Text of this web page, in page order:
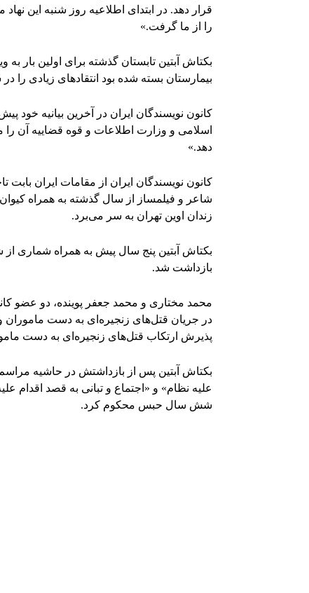
قرار دهد. در ابتدای اطلاعیه روز شنبه این
‌را از ما گرفت.»
بکتاش آبتین تابستان گذشته برای اولین بار
بیمارستان بسته شده بود انتقادهای زیادی را
کانون نویسندگان ایران در آخرین بیانیه
اسلامی و وزارت اطلاعات و قوه قضاییه‌ آن
دهد.»
کانون نویسندگان ایران از مقامات ایران
شاعر و فیلمساز از سال گذشته به همراه
زندان اوین تهران به سر می‌برد.
بکتاش آبتین پنج سال پیش به همراه شماری از
بازداشت شد.
در جریان قتل‌های زنجیره‌ای به دست ماموران
پذیرش ارتکاب قتل‌های زنجیره‌ای به دست
شش سال حبس محکوم کرد.